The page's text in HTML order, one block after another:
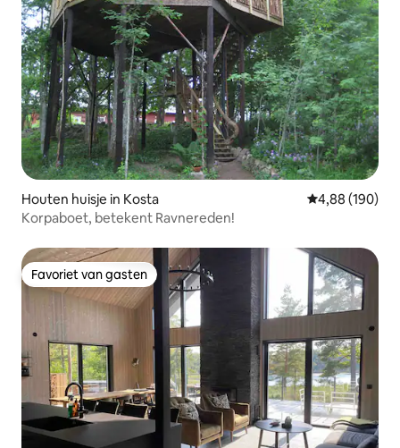
Houten huisje in Kosta Gemiddelde
4,88 (190)
Korpaboet, betekent Ravnereden!
Favoriet van gasten
Favoriet van gasten